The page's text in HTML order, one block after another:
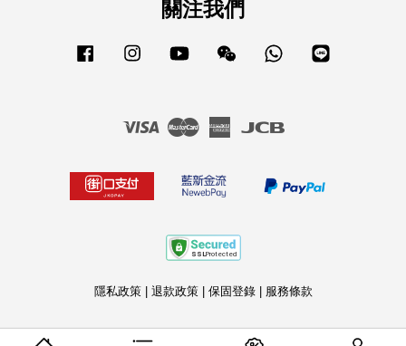
關注我們
Facebook Instagram YouTube Wechat Whatsapp
Visa Master
American
隱私政策| 退款政策| 保固登錄| 服務條款